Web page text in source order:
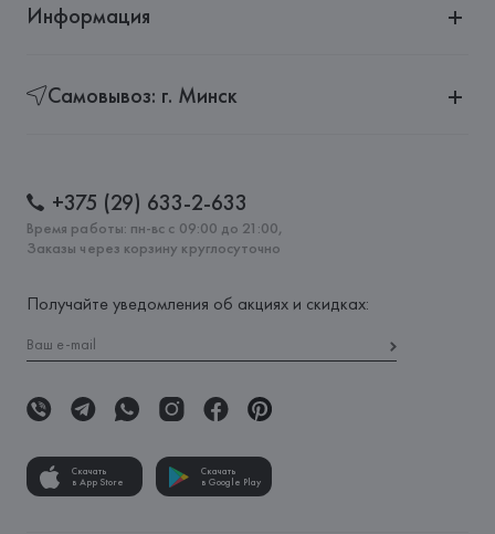
Информация
Самовывоз: г. Минск
+375 (29) 633-2-633
Время работы: пн-вс с 09:00 до 21:00,
Заказы через корзину круглосуточно
Получайте уведомления об акциях и скидках:
Скачать
в App Store
Скачать
в Google Play